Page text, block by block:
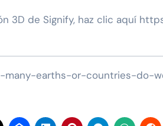
3D de Signify, haz clic aquí
many-earths-or-countries-do-